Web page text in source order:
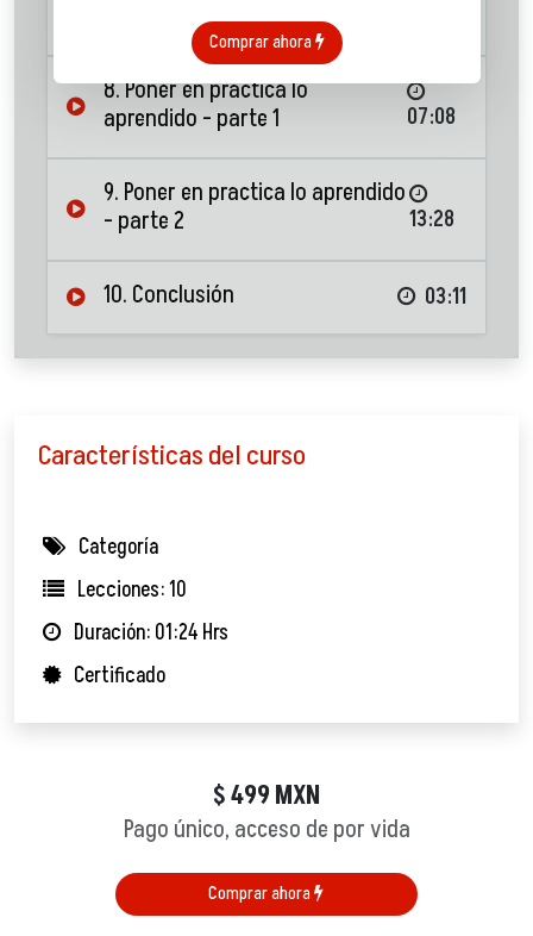
8. Poner en practica lo
aprendido - parte 1
07:08
9. Poner en practica lo aprendido
- parte 2
13:28
10. Conclusión 03:11
Comprar ahora
Características del curso
Categoría
Lecciones: 10
Duración: 01:24 Hrs
Certificado
$499 MXN
Pago único, acceso de por vida
Comprar ahora